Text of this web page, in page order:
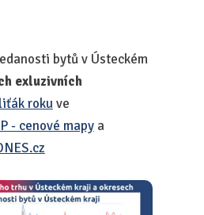
bytů v Ústeckém
exluzivních
rokuve
- cenové mapya